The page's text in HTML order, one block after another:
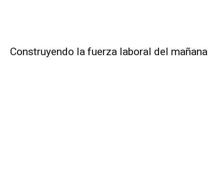
Construyendo la fuerza laboral del mañana